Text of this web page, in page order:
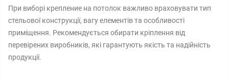
При виборі крепление на потолок важливо враховувати тип
стельової конструкції, вагу елементів та особливості
приміщення. Рекомендується обирати кріплення від
перевірених виробників, які гарантують якість та надійність
продукції.